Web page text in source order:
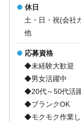
休日
土・日・祝(会社
他
応募資格
◆未経験大歓迎
◆男女活躍中
◆20代～50代活
◆ブランクOK
◆モクモク作業